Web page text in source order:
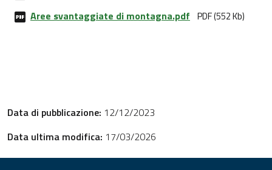
Aree svantaggiate di montagna.pdf PDF (552 Kb)
Data di pubblicazione: 12/12/2023
Data ultima modifica: 17/03/2026